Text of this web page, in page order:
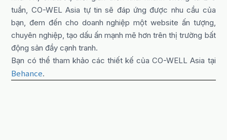
tuần, CO-WEL Asia tự tin sẽ đáp ứng được nhu cầu của
bạn, đem đến cho doanh nghiệp một website ấn tượng,
chuyên nghiệp, tạo dấu ấn mạnh mẽ hơn trên thị trường bất
động sản đầy cạnh tranh.
Bạn có thể tham khảo các thiết kế của CO-WELL Asia tại
Behance.